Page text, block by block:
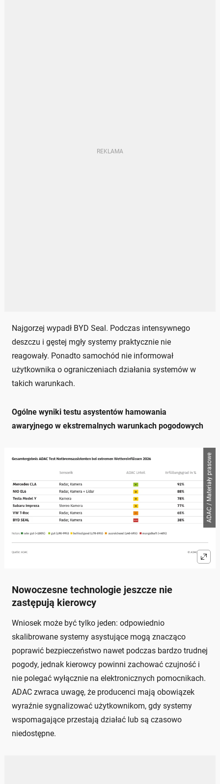
Najgorzej wypadł BYD Seal. Podczas intensywnego
deszczu i gęstej mgły systemy praktycznie nie
reagowały. Ponadto samochód nie informował
użytkownika o ograniczeniach działania systemów w
takich warunkach.
Ogólne wyniki testu asystentów hamowania
awaryjnego w ekstremalnych warunkach pogodowych
ADAC / Materiały prasowe
Nowoczesne technologie jeszcze nie
zastępują kierowcy
Wniosek może być tylko jeden: odpowiednio
skalibrowane systemy asystujące mogą znacząco
poprawić bezpieczeństwo nawet podczas bardzo trudnej
pogody, jednak kierowcy powinni zachować czujność i
nie polegać wyłącznie na elektronicznych pomocnikach.
ADAC zwraca uwagę, że producenci mają obowiązek
wyraźnie sygnalizować użytkownikom, gdy systemy
wspomagające przestają działać lub są czasowo
niedostępne.